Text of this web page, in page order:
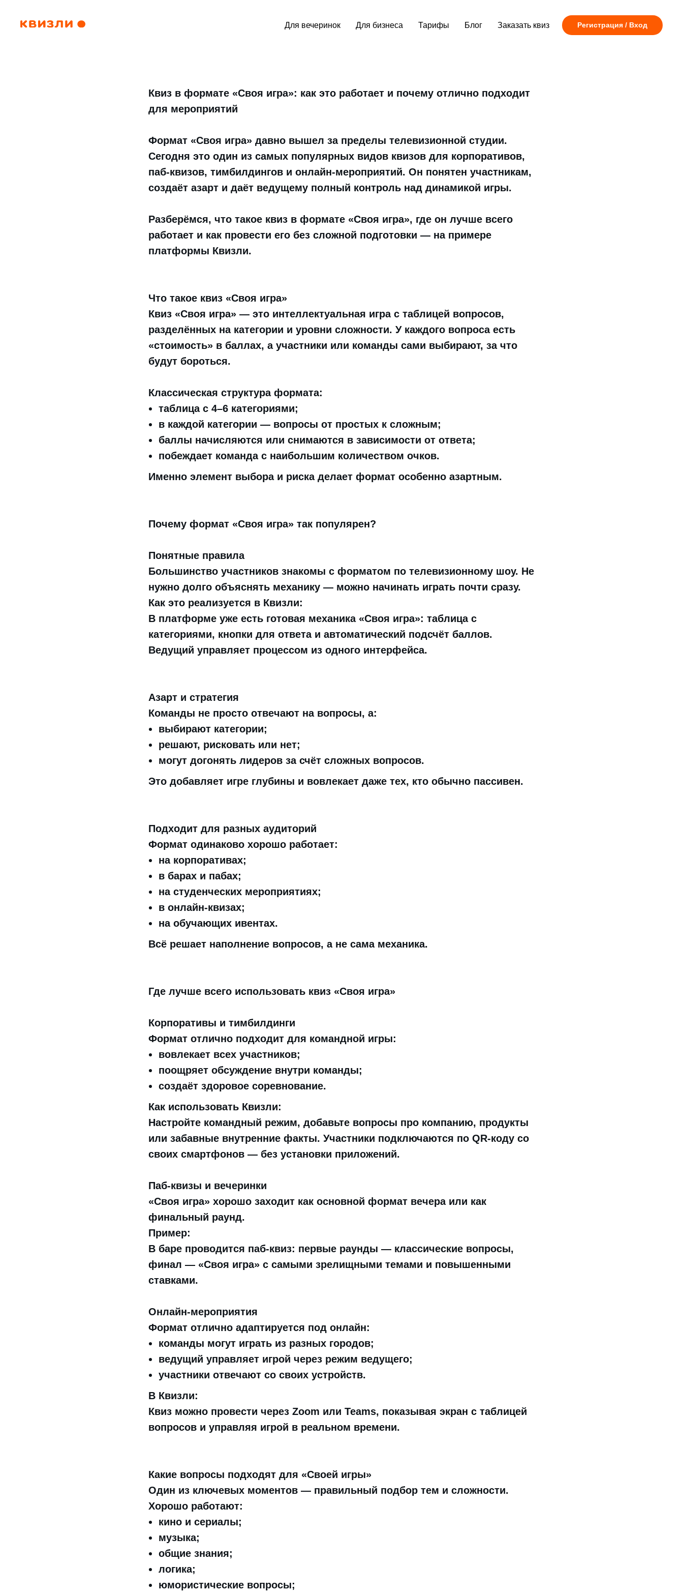
Для вечеринок Для бизнеса Тарифы Блог Заказать квиз Регистрация / Вход
Квиз в формате «Своя игра»: как это работает и почему отлично подходит
для мероприятий
Формат «Своя игра» давно вышел за пределы телевизионной студии.
Сегодня это один из самых популярных видов квизов для корпоративов,
паб-квизов, тимбилдингов и онлайн-мероприятий. Он понятен участникам,
создаёт азарт и даёт ведущему полный контроль над динамикой игры.
Разберёмся, что такое квиз в формате «Своя игра», где он лучше всего
работает и как провести его без сложной подготовки — на примере
платформы Квизли.
Что такое квиз «Своя игра»
Квиз «Своя игра» — это интеллектуальная игра с таблицей вопросов,
разделённых на категории и уровни сложности. У каждого вопроса есть
«стоимость» в баллах, а участники или команды сами выбирают, за что
будут бороться.
Классическая структура формата:
таблица с 4–6 категориями;
в каждой категории — вопросы от простых к сложным;
баллы начисляются или снимаются в зависимости от ответа;
побеждает команда с наибольшим количеством очков.
Именно элемент выбора и риска делает формат особенно азартным.
Почему формат «Своя игра» так популярен?
Понятные правила
Большинство участников знакомы с форматом по телевизионному шоу. Не
нужно долго объяснять механику — можно начинать играть почти сразу.
Как это реализуется в Квизли:
В платформе уже есть готовая механика «Своя игра»: таблица с
категориями, кнопки для ответа и автоматический подсчёт баллов.
Ведущий управляет процессом из одного интерфейса.
Азарт и стратегия
Команды не просто отвечают на вопросы, а:
выбирают категории;
решают, рисковать или нет;
могут догонять лидеров за счёт сложных вопросов.
Это добавляет игре глубины и вовлекает даже тех, кто обычно пассивен.
Подходит для разных аудиторий
Формат одинаково хорошо работает:
на корпоративах;
в барах и пабах;
на студенческих мероприятиях;
в онлайн-квизах;
на обучающих ивентах.
Всё решает наполнение вопросов, а не сама механика.
Где лучше всего использовать квиз «Своя игра»
Корпоративы и тимбилдинги
Формат отлично подходит для командной игры:
вовлекает всех участников;
поощряет обсуждение внутри команды;
создаёт здоровое соревнование.
Как использовать Квизли:
Настройте командный режим, добавьте вопросы про компанию, продукты
или забавные внутренние факты. Участники подключаются по QR-коду со
своих смартфонов — без установки приложений.
Паб-квизы и вечеринки
«Своя игра» хорошо заходит как основной формат вечера или как
финальный раунд.
Пример:
В баре проводится паб-квиз: первые раунды — классические вопросы,
финал — «Своя игра» с самыми зрелищными темами и повышенными
ставками.
Онлайн-мероприятия
Формат отлично адаптируется под онлайн:
команды могут играть из разных городов;
ведущий управляет игрой через режим ведущего;
участники отвечают со своих устройств.
В Квизли:
Квиз можно провести через Zoom или Teams, показывая экран с таблицей
вопросов и управляя игрой в реальном времени.
Какие вопросы подходят для «Своей игры»
Один из ключевых моментов — правильный подбор тем и сложности.
Хорошо работают:
кино и сериалы;
музыка;
общие знания;
логика;
юмористические вопросы;